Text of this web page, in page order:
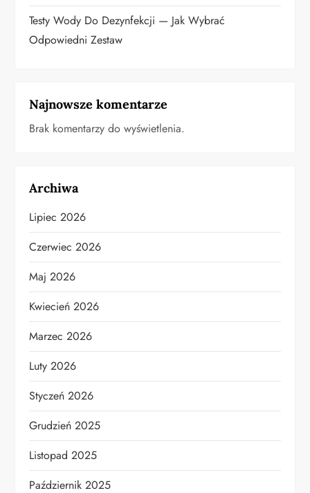
Testy Wody Do Dezynfekcji — Jak Wybrać
Odpowiedni Zestaw
Najnowsze komentarze
Brak komentarzy do wyświetlenia.
Archiwa
Lipiec 2026
Czerwiec 2026
Maj 2026
Kwiecień 2026
Marzec 2026
Luty 2026
Styczeń 2026
Grudzień 2025
Listopad 2025
Październik 2025